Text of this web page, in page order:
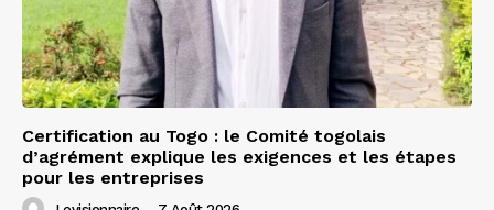
Certification au Togo : le Comité togolais
d’agrément explique les exigences et les étapes
pour les entreprises